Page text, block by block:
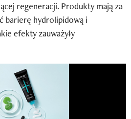
regeneracji. Produkty mają za
barierę hydrolipidową i
efekty zauważyły